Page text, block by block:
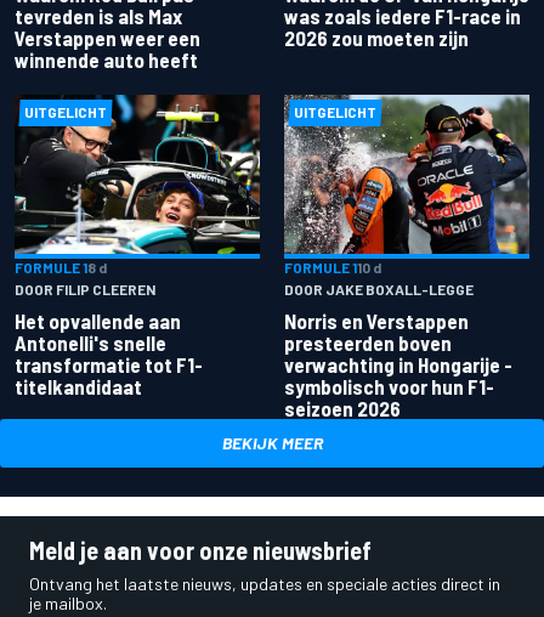
tevreden is als Max
Verstappen weer een
winnende auto heeft
was zoals iedere F1-race in
2026 zou moeten zijn
UITGELICHT
FORMULE 18 d
DOOR FILIP CLEEREN
Het opvallende aan
Antonelli's snelle
transformatie tot F1-
titelkandidaat
UITGELICHT
FORMULE 110 d
DOOR JAKE BOXALL-LEGGE
Norris en Verstappen
presteerden boven
verwachting in Hongarije -
symbolisch voor hun F1-
seizoen 2026
BEKIJK MEER
Meld je aan voor onze nieuwsbrief
Ontvang het laatste nieuws, updates en speciale acties direct in
je mailbox.